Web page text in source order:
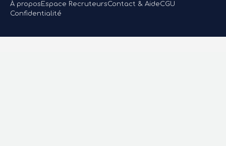
À propos Espace RecruteursContact & AideCGU
Confidentialité